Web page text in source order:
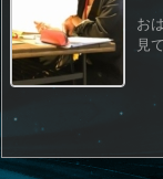
お
見